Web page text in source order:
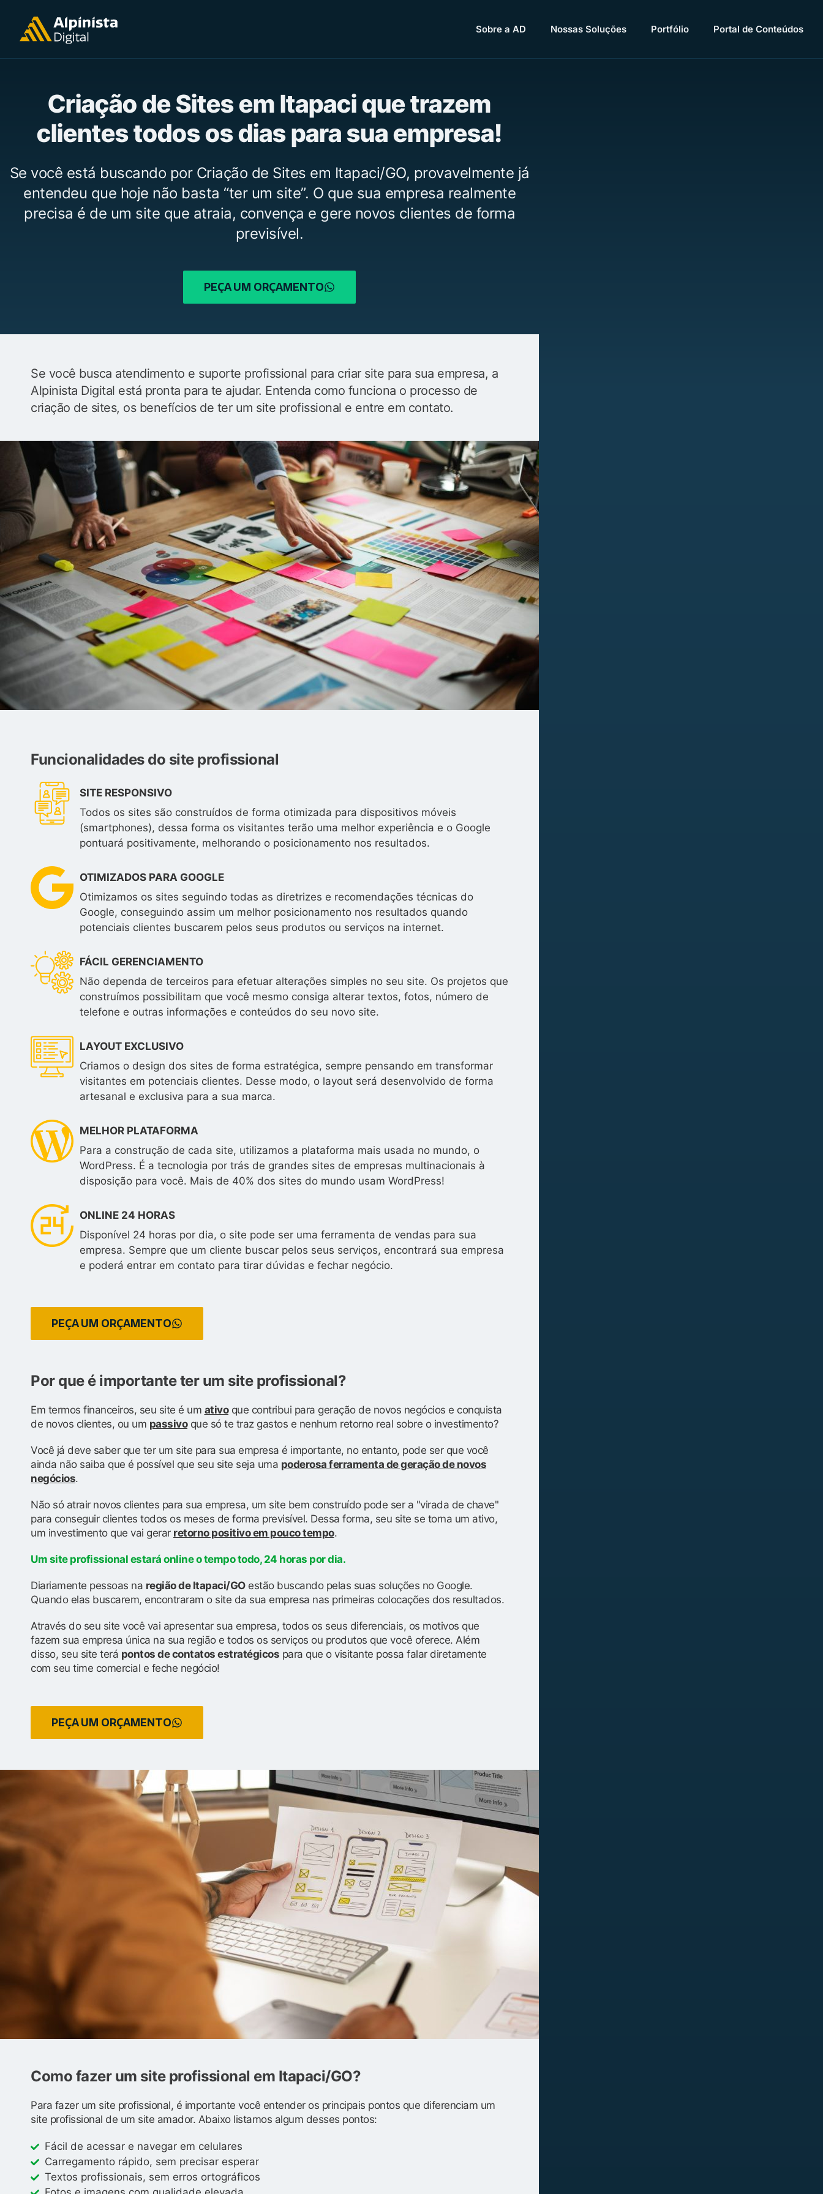
Sobre a AD Nossas Soluções Portfólio Portal de Conteúdos
Criação de Sites em Itapaci que trazem
clientes todos os dias para sua empresa!
Se você está buscando por Criação de Sites em Itapaci/GO, provavelmente já
entendeu que hoje não basta “ter um site”. O que sua empresa realmente
precisa é de um site que atraia, convença e gere novos clientes de forma
previsível.
PEÇA UM ORÇAMENTO
Se você busca atendimento e suporte profissional para criar site para sua empresa, a
Alpinista Digital está pronta para te ajudar. Entenda como funciona o processo de
criação de sites, os benefícios de ter um site profissional e entre em contato.
Funcionalidades do site profissional
SITE RESPONSIVO
Todos os sites são construídos de forma otimizada para dispositivos móveis
(smartphones), dessa forma os visitantes terão uma melhor experiência e o Google
pontuará positivamente, melhorando o posicionamento nos resultados.
OTIMIZADOS PARA GOOGLE
Otimizamos os sites seguindo todas as diretrizes e recomendações técnicas do
Google, conseguindo assim um melhor posicionamento nos resultados quando
potenciais clientes buscarem pelos seus produtos ou serviços na internet.
FÁCIL GERENCIAMENTO
Não dependa de terceiros para efetuar alterações simples no seu site. Os projetos que
construímos possibilitam que você mesmo consiga alterar textos, fotos, número de
telefone e outras informações e conteúdos do seu novo site.
LAYOUT EXCLUSIVO
Criamos o design dos sites de forma estratégica, sempre pensando em transformar
visitantes em potenciais clientes. Desse modo, o layout será desenvolvido de forma
artesanal e exclusiva para a sua marca.
MELHOR PLATAFORMA
Para a construção de cada site, utilizamos a plataforma mais usada no mundo, o
WordPress. É a tecnologia por trás de grandes sites de empresas multinacionais à
disposição para você. Mais de 40% dos sites do mundo usam WordPress!
ONLINE 24 HORAS
Disponível 24 horas por dia, o site pode ser uma ferramenta de vendas para sua
empresa. Sempre que um cliente buscar pelos seus serviços, encontrará sua empresa
e poderá entrar em contato para tirar dúvidas e fechar negócio.
PEÇA UM ORÇAMENTO
Por que é importante ter um site profissional?
Em termos financeiros, seu site é um ativoque contribui para geração de novos negócios e conquista
de novos clientes, ou um passivoque só te traz gastos e nenhum retorno real sobre o investimento?
Você já deve saber que ter um site para sua empresa é importante, no entanto, pode ser que você
ainda não saiba que é possível que seu site seja uma poderosa ferramenta de geração de novos
negócios.
Não só atrair novos clientes para sua empresa, um site bem construído pode ser a "virada de chave"
para conseguir clientes todos os meses de forma previsível. Dessa forma, seu site se torna um ativo,
um investimento que vai gerar retorno positivo em pouco tempo.
Um site profissional estará online o tempo todo, 24 horas por dia.
Diariamente pessoas na região de Itapaci/GOestão buscando pelas suas soluções no Google.
Quando elas buscarem, encontraram o site da sua empresa nas primeiras colocações dos resultados.
Através do seu site você vai apresentar sua empresa, todos os seus diferenciais, os motivos que
fazem sua empresa única na sua região e todos os serviços ou produtos que você oferece. Além
disso, seu site terá pontos de contatos estratégicos para que o visitante possa falar diretamente
com seu time comercial e feche negócio!
PEÇA UM ORÇAMENTO
Como fazer um site profissional em Itapaci/GO?
Para fazer um site profissional, é importante você entender os principais pontos que diferenciam um
site profissional de um site amador. Abaixo listamos algum desses pontos:
Fácil de acessar e navegar em celulares
Carregamento rápido, sem precisar esperar
Textos profissionais, sem erros ortográficos